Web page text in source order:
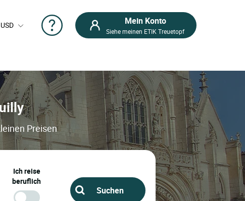
USD Mein Konto
Siehe meinen ETIK Treuetopf
Preisen
Ich reise
beruflich